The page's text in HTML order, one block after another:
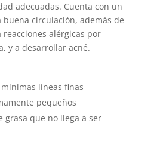
adecuadas. Cuenta con un
circulación, además de
alérgicas por
y a desarrollar acné.
líneas finas
pequeños
grasa que no llega a ser